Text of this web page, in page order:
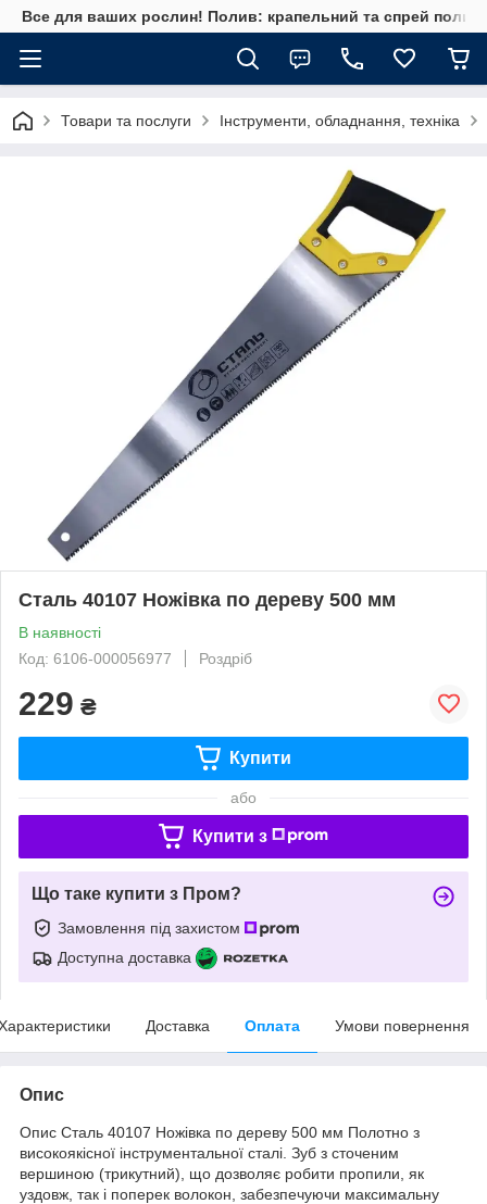
Все для ваших рослин! Полив: крапельний та спрей полив,
Товари та послуги Інструменти, обладнання, техніка
Сталь 40107 Ножівка по дереву 500 мм
В наявності
Код: 6106-000056977
Роздріб
229 ₴
Купити
або
Купити з
Що таке купити з Пром?
Замовлення під захистом
Доступна доставка
Доставка Оплата Умови повернення
Опис
Опис Сталь 40107 Ножівка по дереву 500 мм Полотно з
високоякісної інструментальної сталі. Зуб з сточеним
вершиною (трикутний), що дозволяє робити пропили, як
уздовж, так і поперек волокон, забезпечуючи максимальну